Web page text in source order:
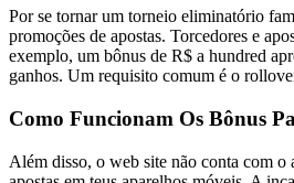
Por se tornar um torneio eliminatório
promoções de apostas. Torcedores e
exemplo, um bônus de R$ a hundred
ganhos. Um requisito comum é o
Como Funcionam Os Bônus
Além disso, o web site não conta com